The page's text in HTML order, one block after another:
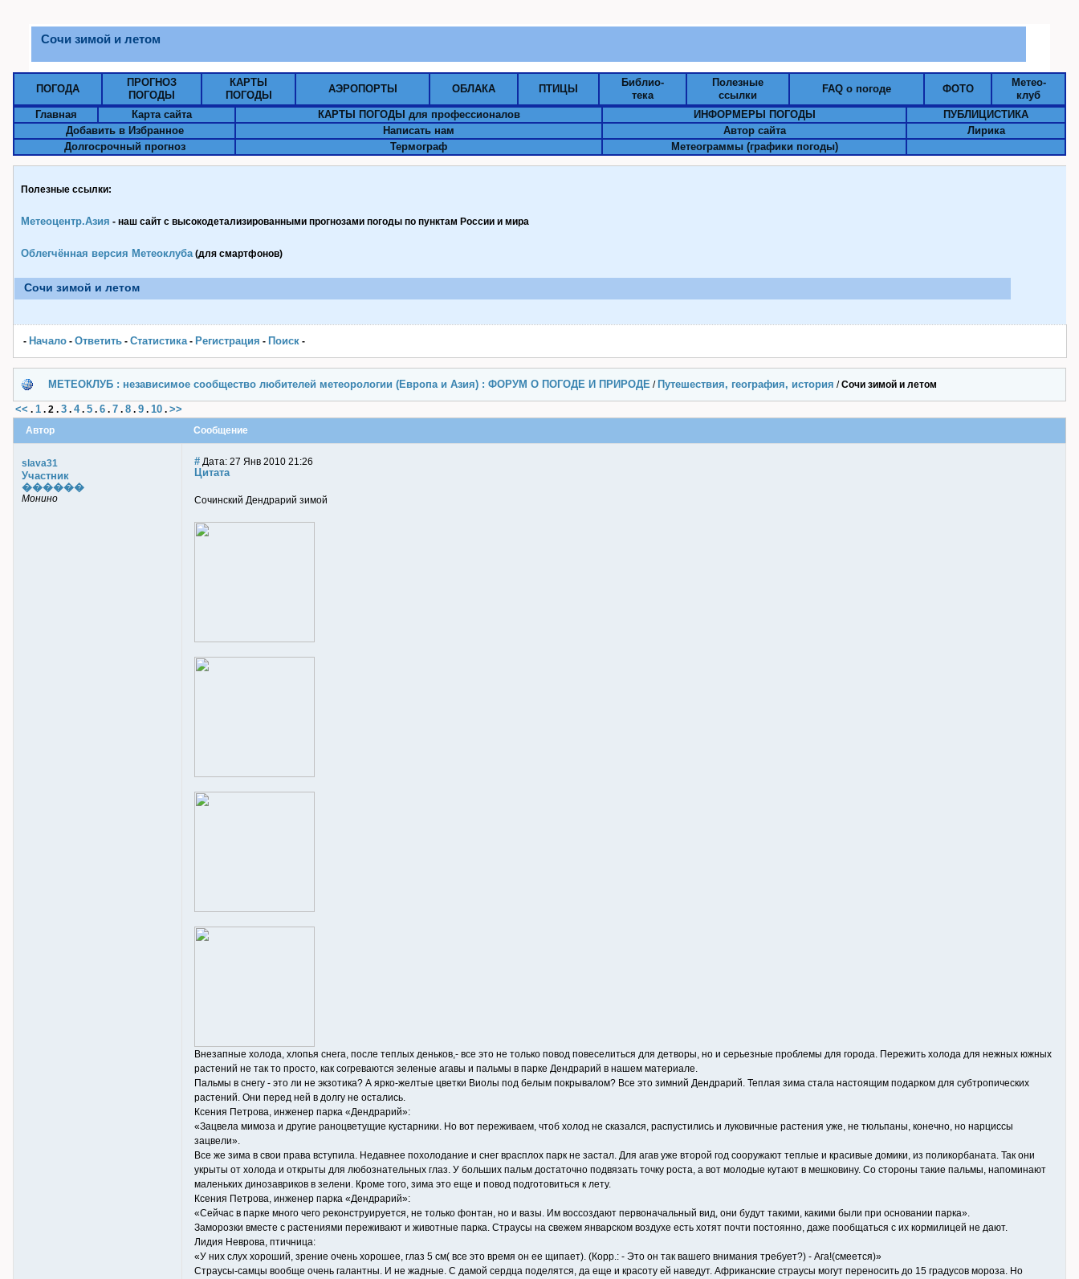
Сочи зимой и летом
ПОГОДА
ПРОГНОЗ
ПОГОДЫ
КАРТЫ
ПОГОДЫ
АЭРОПОРТЫ ОБЛАКА ПТИЦЫ
Библио-
тека
Полезные
ссылки
FAQ о погоде ФОТО
Метео-
клуб
Главная
Карта сайта КАРТЫ ПОГОДЫ для профессионалов ИНФОРМЕРЫ ПОГОДЫ
ПУБЛИЦИСТИКА
Добавить в Избранное
Написать нам Автор сайта
Лирика
Долгосрочный прогноз
Термограф Метеограммы (графики погоды)
Полезные ссылки:
Метеоцентр.Азия - наш сайт с высокодетализированными прогнозами погоды по пунктам Pоссии и мира
Облегчённая версия Метеоклуба(для смартфонов)
Сочи зимой и летом
- Начало - Ответить - Статистика- Pегистрация - Поиск -
МЕТЕОКЛУБ : независимое сообщество любителей метеорологии (Европа и Азия) : ФОРУМ О ПОГОДЕ И ПРИРОДЕ / Путешествия, география, история /Сочи зимой и летом
<< . 1 . 2 . 3 . 4. 5 . 6 . 7 . 8 . 9 . 10 . >>
Автор Сообщение
slava31
Участник
������
Монино
# Дата: 27 Янв 2010 21:26
Цитата
Сочинский Дендрарий зимой
Внезапные холода, хлопья снега, после теплых деньков,- все это не только повод повеселиться для детворы, но и серьезные проблемы для города. Пережить холода для нежных южных
растений не так то просто, как согреваются зеленые агавы и пальмы в парке Дендрарий в нашем материале.
Пальмы в снегу - это ли не экзотика? А ярко-желтые цветки Виолы под белым покрывалом? Все это зимний Дендрарий. Теплая зима стала настоящим подарком для субтропических
растений. Они перед ней в долгу не остались.
Ксения Петрова, инженер парка «Дендрарий»:
«Зацвела мимоза и другие раноцветущие кустарники. Но вот переживаем, чтоб холод не сказался, распустились и луковичные растения уже, не тюльпаны, конечно, но нарциссы
зацвели».
Все же зима в свои права вступила. Недавнее похолодание и снег врасплох парк не застал. Для агав уже второй год сооружают теплые и красивые домики, из поликорбаната. Так они
укрыты от холода и открыты для любознательных глаз. У больших пальм достаточно подвязать точку роста, а вот молодые кутают в мешковину. Со стороны такие пальмы, напоминают
маленьких динозавриков в зелени. Кроме того, зима это еще и повод подготовиться к лету.
Ксения Петрова, инженер парка «Дендрарий»:
«Сейчас в парке много чего реконструируется, не только фонтан, но и вазы. Им воссоздают первоначальный вид, они будут такими, какими были при основании парка».
Заморозки вместе с растениями переживают и животные парка. Страусы на свежем январском воздухе есть хотят почти постоянно, даже пообщаться с их кормилицей не дают.
Лидия Неврова, птичница:
«У них слух хороший, зрение очень хорошее, глаз 5 см( все это время он ее щипает). (Корр.: - Это он так вашего внимания требует?) - Ага!(смеется)»
Страусы-самцы вообще очень галантны. И не жадные. С дамой сердца поделятся, да еще и красоту ей наведут. Африканские страусы могут переносить до 15 градусов мороза. Но